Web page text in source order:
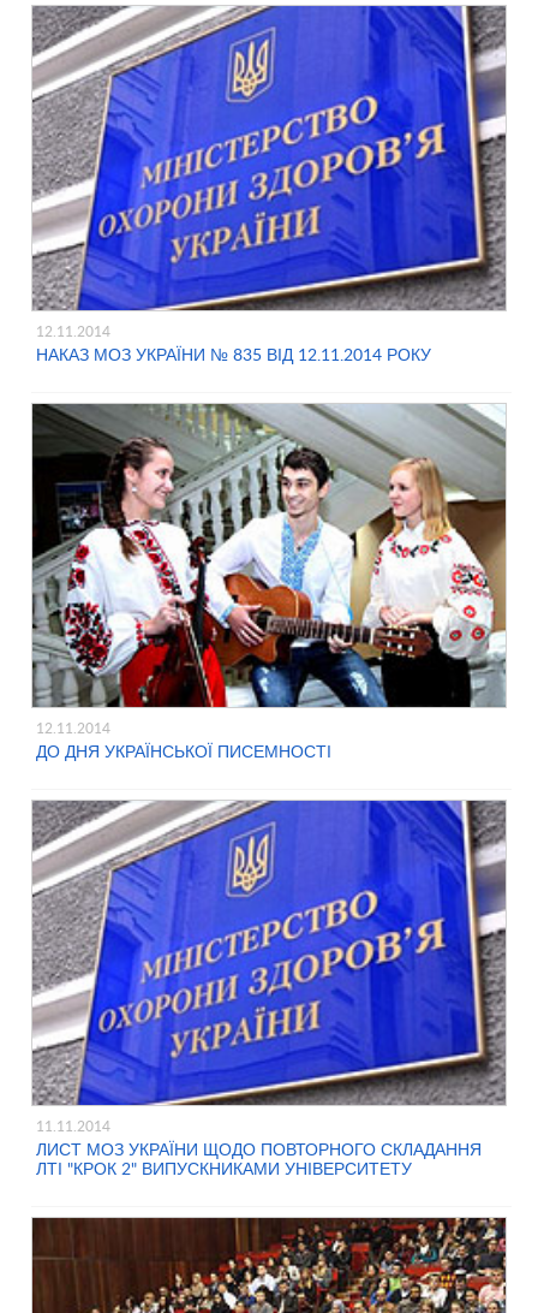
12.11.2014
НАКАЗ МОЗ УКРАЇНИ № 835 ВІД 12.11.2014 РОКУ
12.11.2014
ДО ДНЯ УКРАЇНСЬКОЇ ПИСЕМНОСТІ
11.11.2014
ЛИСТ МОЗ УКРАЇНИ ЩОДО ПОВТОРНОГО СКЛАДАННЯ
ЛТІ "КРОК 2" ВИПУСКНИКАМИ УНІВЕРСИТЕТУ